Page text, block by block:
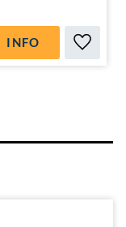
Lägg
INFO